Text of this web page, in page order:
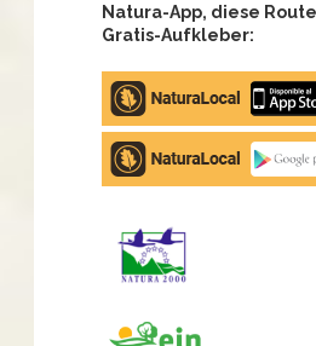
Natura-App, diese
Gratis-Aufkleber:
Apple
store
Google
Play